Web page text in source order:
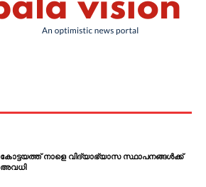
കോട്ടയത്ത് നാളെ വിദ്യാഭ്യാസ സ്ഥാപനങ്ങൾക്ക്
അവധി